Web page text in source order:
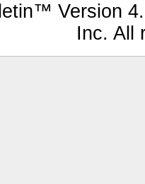
Version
Inc. All